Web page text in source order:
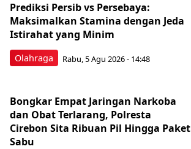
Olahraga
Prediksi Persib vs Persebaya:
Maksimalkan Stamina dengan Jeda
Istirahat yang Minim
Rabu, 5 Agu 2026 - 14:48
Bongkar Empat Jaringan Narkoba
dan Obat Terlarang, Polresta
Cirebon Sita Ribuan Pil Hingga Paket
Sabu